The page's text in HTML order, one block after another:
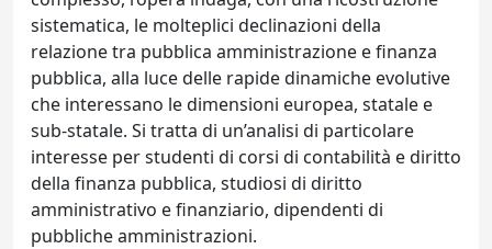
sistematica, le molteplici declinazioni della
relazione tra pubblica amministrazione e finanza
pubblica, alla luce delle rapide dinamiche evolutive
che interessano le dimensioni europea, statale e
sub-statale. Si tratta di un’analisi di particolare
interesse per studenti di corsi di contabilità e diritto
della finanza pubblica, studiosi di diritto
amministrativo e finanziario, dipendenti di
pubbliche amministrazioni.